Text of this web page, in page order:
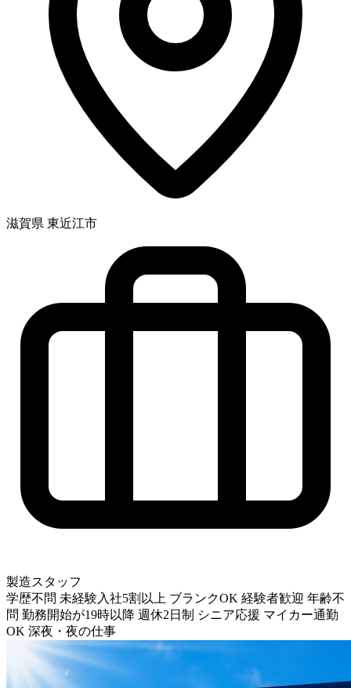
滋賀県 東近江市
製造スタッフ
学歴不問 未経験入社5割以上 ブランクOK 経験者歓迎 年齢不
問 勤務開始が19時以降 週休2日制 シニア応援 マイカー通勤
OK 深夜・夜の仕事